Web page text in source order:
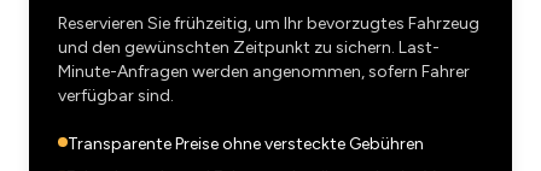
Reservieren Sie frühzeitig, um Ihr bevorzugtes Fahrzeug
und den gewünschten Zeitpunkt zu sichern. Last-
Minute-Anfragen werden angenommen, sofern Fahrer
verfügbar sind.
Transparente Preise ohne versteckte Gebühren